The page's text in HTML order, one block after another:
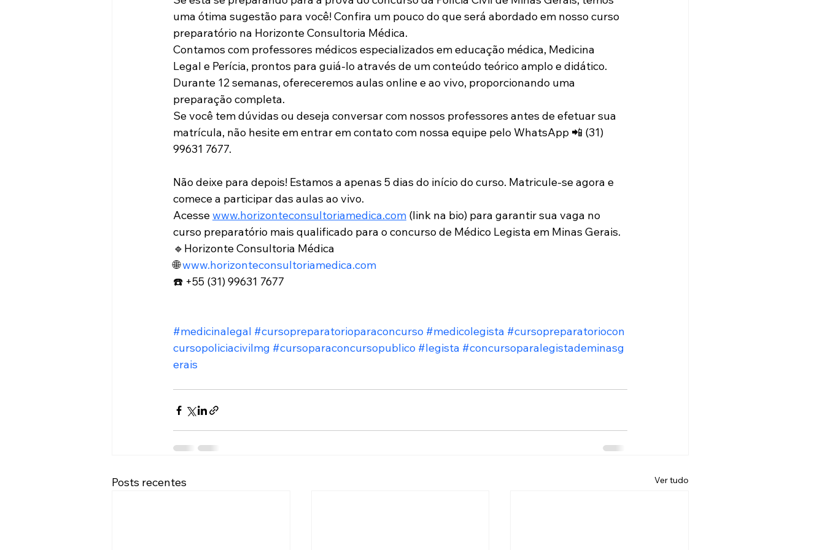
uma ótima sugestão para você! Confira um pouco do que será abordado em nosso curso
preparatório na Horizonte Consultoria Médica.
Contamos com professores médicos especializados em educação médica, Medicina
Legal e Perícia, prontos para guiá-lo através de um conteúdo teórico amplo e didático.
Durante 12 semanas, ofereceremos aulas online e ao vivo, proporcionando uma
preparação completa.
Se você tem dúvidas ou deseja conversar com nossos professores antes de efetuar sua
matrícula, não hesite em entrar em contato com nossa equipe pelo WhatsApp 📲 (31)
99631 7677.
Não deixe para depois! Estamos a apenas 5 dias do início do curso. Matricule-se agora e
comece a participar das aulas ao vivo.
Acesse www.horizonteconsultoriamedica.com (link na bio) para garantir sua vaga no
curso preparatório mais qualificado para o concurso de Médico Legista em Minas Gerais.
🔹Horizonte Consultoria Médica
🌐 www.horizonteconsultoriamedica.com
☎️ +55 (31) 99631 7677
#medicinalegal #cursopreparatorioparaconcurso #medicolegista #cursopreparatoriocon
cursopoliciacivilmg #cursoparaconcursopublico #legista #concursoparalegistademinasg
erais
Posts recentes Ver tudo